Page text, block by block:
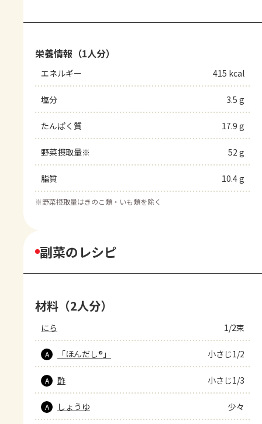
栄養情報（1人分）
エネルギー 415 kcal
塩分 3.5 g
たんぱく質 17.9 g
野菜摂取量※ 52 g
脂質 10.4 g
※野菜摂取量はきのこ類・いも類を除く
副菜のレシピ
材料（2人分）
にら 1/2束
A 「ほんだし®」 小さじ1/2
A 酢 小さじ1/3
A しょうゆ 少々